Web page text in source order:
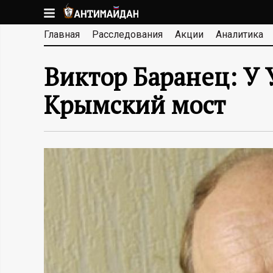
к
основномуА
Н
Т
И
М
Й
Главная Расследования Акции Аналитика
Виктор Баранец: У
Крымский мост